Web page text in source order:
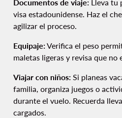
Documentos de viaje: Lleva tu
visa estadounidense. Haz el
agilizar el proceso.
Equipaje:Verifica el peso
maletas ligeras y revisa que no
Viajar con niños: Si planeas
familia, organiza juegos o
durante el vuelo. Recuerda
cargados.